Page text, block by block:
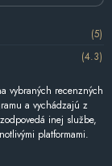
(5)
(4.3)
vybraných recenzných
a vychádzajú z
inej službe,
platformami.